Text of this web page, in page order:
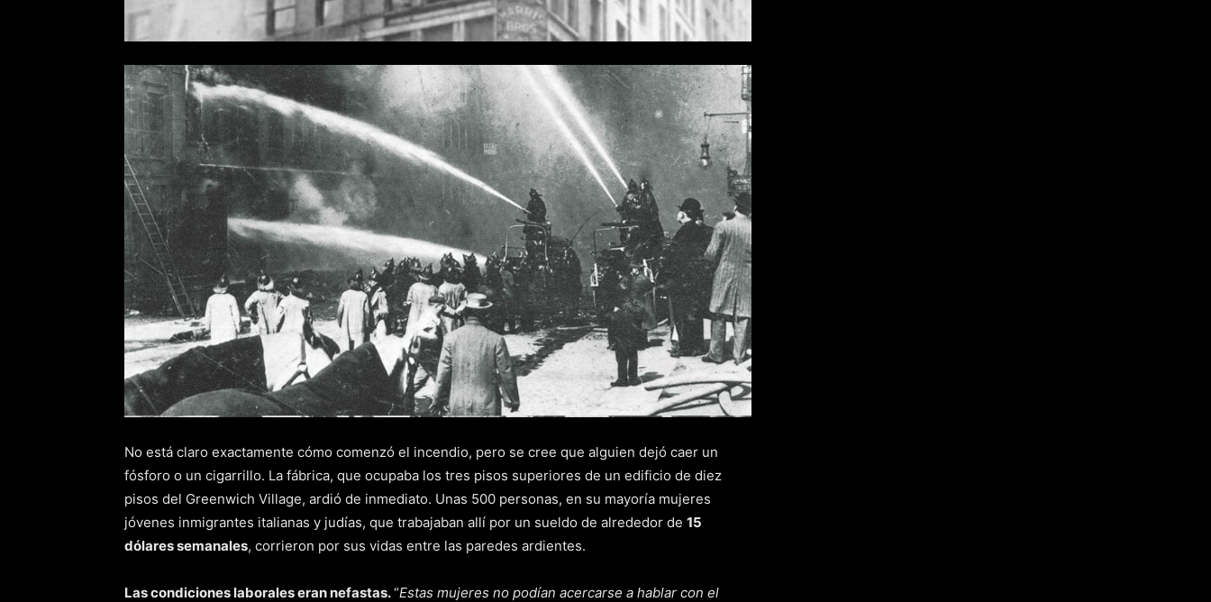
No está claro exactamente cómo comenzó el incendio, pero se cree que alguien dejó caer un
fósforo o un cigarrillo. La fábrica, que ocupaba los tres pisos superiores de un edificio de diez
pisos del Greenwich Village, ardió de inmediato. Unas 500 personas, en su mayoría mujeres
jóvenes inmigrantes italianas y judías, que trabajaban allí por un sueldo de alrededor de 15
dólares semanales, corrieron por sus vidas entre las paredes ardientes.
Las condiciones laborales eran nefastas.“Estas mujeres no podían acercarse a hablar con el